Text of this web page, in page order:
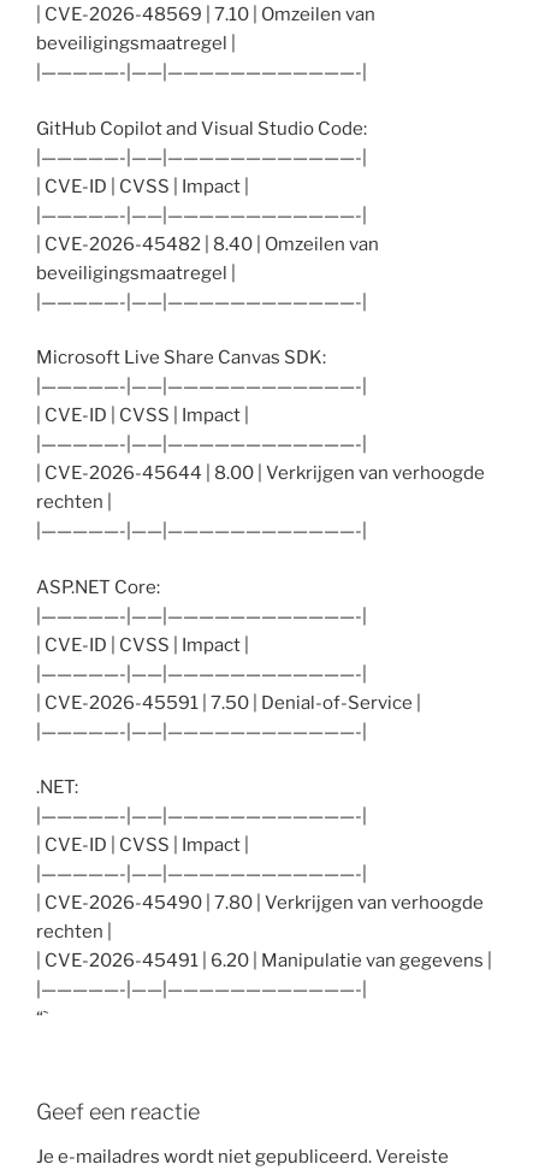
| CVE-2026-48569 | 7.10 | Omzeilen van
beveiligingsmaatregel |
|—————-|——|————————————-|
GitHub Copilot and Visual Studio Code:
|—————-|——|————————————-|
| CVE-ID | CVSS | Impact |
|—————-|——|————————————-|
| CVE-2026-45482 | 8.40 | Omzeilen van
beveiligingsmaatregel |
|—————-|——|————————————-|
Microsoft Live Share Canvas SDK:
|—————-|——|————————————-|
| CVE-ID | CVSS | Impact |
|—————-|——|————————————-|
| CVE-2026-45644 | 8.00 | Verkrijgen van verhoogde
rechten |
|—————-|——|————————————-|
ASP.NET Core:
|—————-|——|————————————-|
| CVE-ID | CVSS | Impact |
|—————-|——|————————————-|
| CVE-2026-45591 | 7.50 | Denial-of-Service |
|—————-|——|————————————-|
.NET:
|—————-|——|————————————-|
| CVE-ID | CVSS | Impact |
|—————-|——|————————————-|
| CVE-2026-45490 | 7.80 | Verkrijgen van verhoogde
rechten |
| CVE-2026-45491 | 6.20 | Manipulatie van gegevens |
|—————-|——|————————————-|
“`
Geef een reactie
Je e-mailadres wordt niet gepubliceerd.Vereiste